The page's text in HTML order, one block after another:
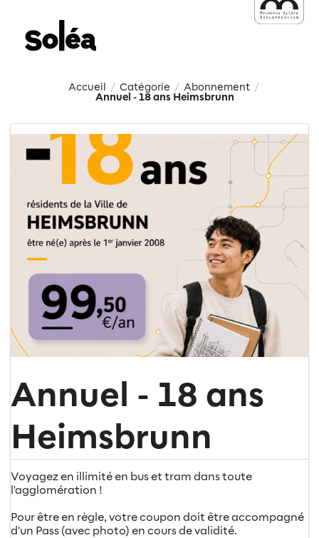
Accueil / Catégorie / Abonnement /
Annuel - 18 ans Heimsbrunn
Annuel - 18 ans
Heimsbrunn
Voyagez en illimité en bus et tram dans toute
l'agglomération !
Pour être en règle, votre coupon doit être accompagné
d'un Pass (avec photo) en cours de validité.